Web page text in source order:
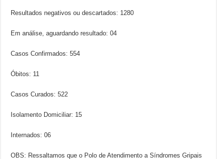
Resultados negativos ou descartados: 1280
Em análise, aguardando resultado: 04
Casos Confirmados: 554
Óbitos: 11
Casos Curados: 522
Isolamento Domiciliar: 15
Internados: 06
OBS: Ressaltamos que o Polo de Atendimento a Síndromes Gripais